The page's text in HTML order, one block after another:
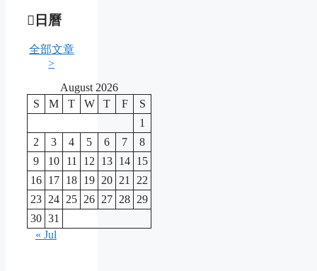
日曆
全部文章
>
August 2026
S
M T W T F
S
1
2
3 4 5 6 7
8
9
10 11 12 13 14 15
16 17 18 19 20 21
22
23 24 25 26 27 28 29
30 31
« Jul